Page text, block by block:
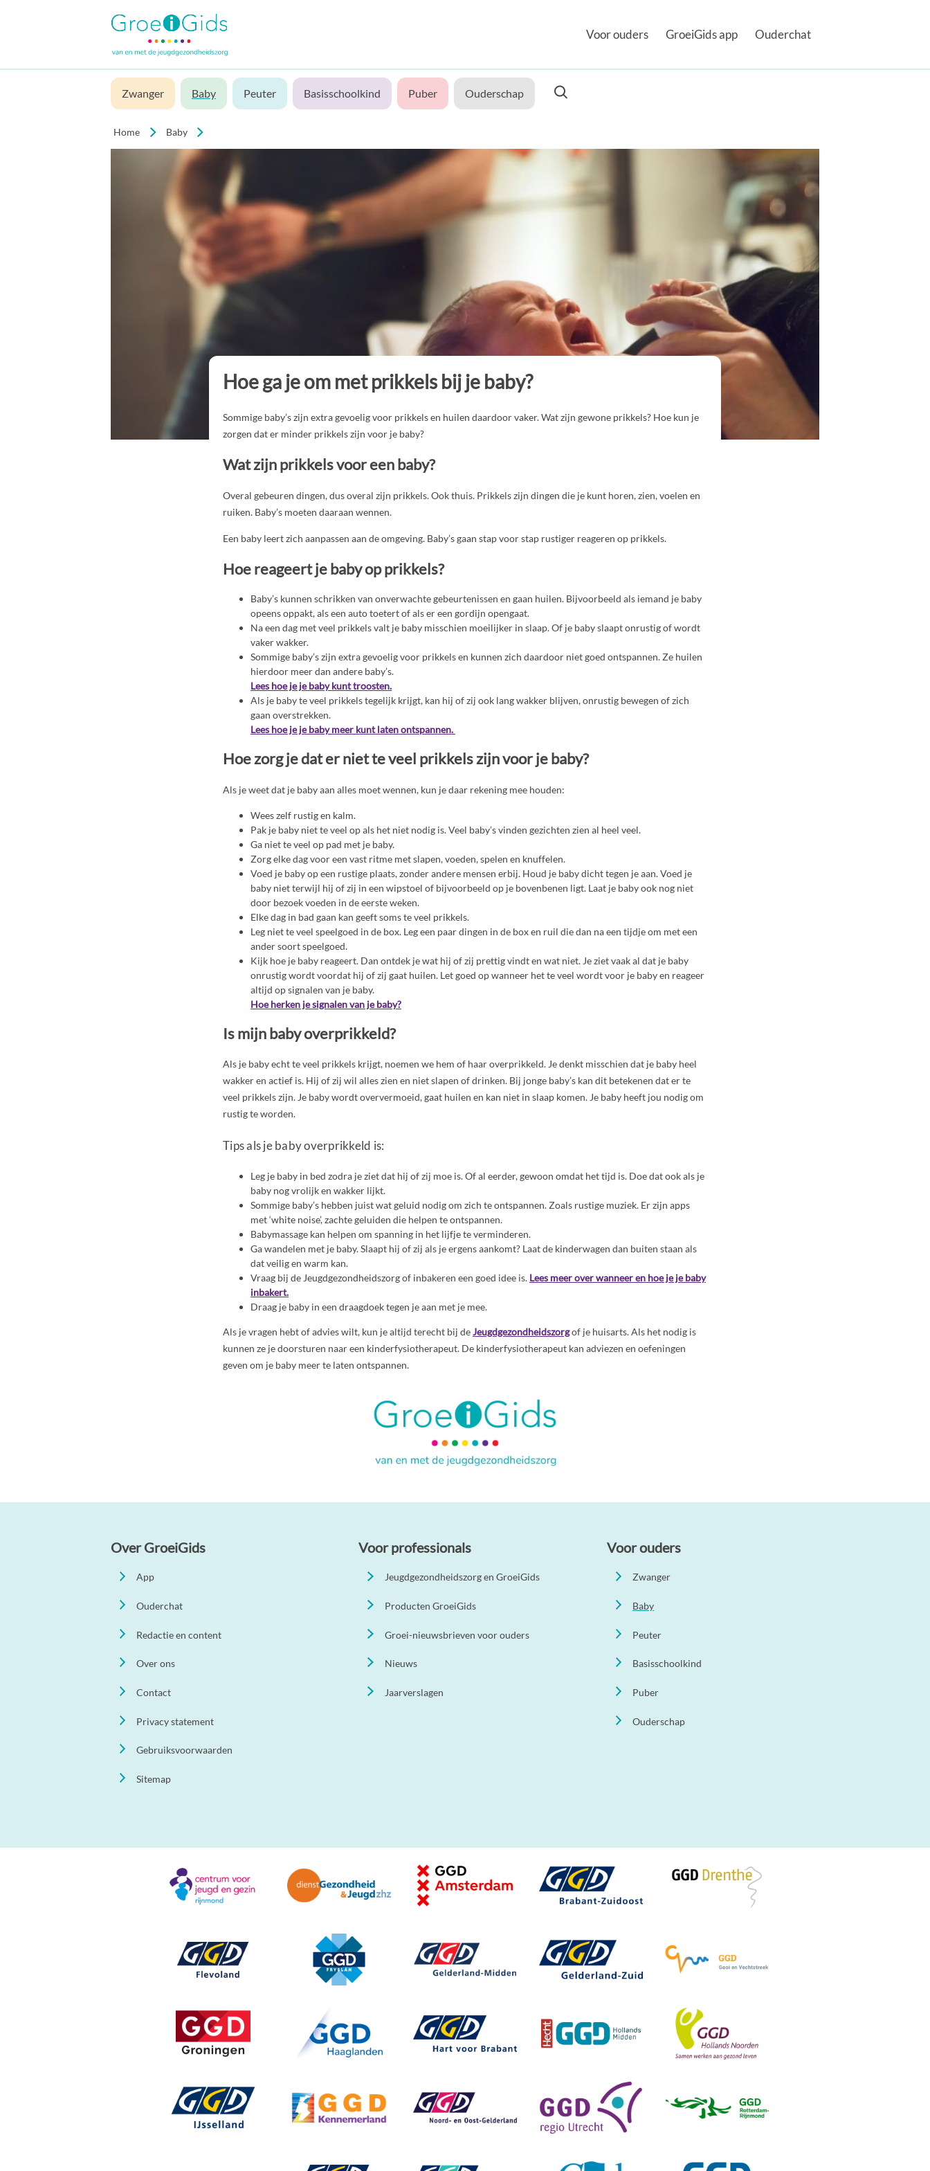
Voor ouders GroeiGids app Ouderchat
Zwanger Baby Peuter Basisschoolkind Puber Ouderschap
Home Baby
Hoe ga je om met prikkels bij je baby?
Sommige baby’s zijn extra gevoelig voor prikkels en huilen daardoor vaker. Wat zijn gewone prikkels? Hoe kun je
zorgen dat er minder prikkels zijn voor je baby?
Wat zijn prikkels voor een baby?
Overal gebeuren dingen, dus overal zijn prikkels. Ook thuis. Prikkels zijn dingen die je kunt horen, zien, voelen en
ruiken. Baby’s moeten daaraan wennen.
Een baby leert zich aanpassen aan de omgeving. Baby’s gaan stap voor stap rustiger reageren op prikkels.
Hoe reageert je baby op prikkels?
Baby’s kunnen schrikken van onverwachte gebeurtenissen en gaan huilen. Bijvoorbeeld als iemand je baby
opeens oppakt, als een auto toetert of als er een gordijn opengaat.
Na een dag met veel prikkels valt je baby misschien moeilijker in slaap. Of je baby slaapt onrustig of wordt
vaker wakker.
Sommige baby’s zijn extra gevoelig voor prikkels en kunnen zich daardoor niet goed ontspannen. Ze huilen
hierdoor meer dan andere baby’s.
Lees hoe je je baby kunt troosten.
Als je baby te veel prikkels tegelijk krijgt, kan hij of zij ook lang wakker blijven, onrustig bewegen of zich
gaan overstrekken.
Lees hoe je je baby meer kunt laten ontspannen.
Hoe zorg je dat er niet te veel prikkels zijn voor je baby?
Als je weet dat je baby aan alles moet wennen, kun je daar rekening mee houden:
Wees zelf rustig en kalm.
Pak je baby niet te veel op als het niet nodig is. Veel baby’s vinden gezichten zien al heel veel.
Ga niet te veel op pad met je baby.
Zorg elke dag voor een vast ritme met slapen, voeden, spelen en knuffelen.
Voed je baby op een rustige plaats, zonder andere mensen erbij. Houd je baby dicht tegen je aan. Voed je
baby niet terwijl hij of zij in een wipstoel of bijvoorbeeld op je bovenbenen ligt. Laat je baby ook nog niet
door bezoek voeden in de eerste weken.
Elke dag in bad gaan kan geeft soms te veel prikkels.
Leg niet te veel speelgoed in de box. Leg een paar dingen in de box en ruil die dan na een tijdje om met een
ander soort speelgoed.
Kijk hoe je baby reageert. Dan ontdek je wat hij of zij prettig vindt en wat niet. Je ziet vaak al dat je baby
onrustig wordt voordat hij of zij gaat huilen. Let goed op wanneer het te veel wordt voor je baby en reageer
altijd op signalen van je baby.
Hoe herken je signalen van je baby?
Is mijn baby overprikkeld?
Als je baby echt te veel prikkels krijgt, noemen we hem of haar overprikkeld. Je denkt misschien dat je baby heel
wakker en actief is. Hij of zij wil alles zien en niet slapen of drinken. Bij jonge baby’s kan dit betekenen dat er te
veel prikkels zijn. Je baby wordt oververmoeid, gaat huilen en kan niet in slaap komen. Je baby heeft jou nodig om
rustig te worden.
Tips als je baby overprikkeld is:
Leg je baby in bed zodra je ziet dat hij of zij moe is. Of al eerder, gewoon omdat het tijd is. Doe dat ook als je
baby nog vrolijk en wakker lijkt.
Sommige baby’s hebben juist wat geluid nodig om zich te ontspannen. Zoals rustige muziek. Er zijn apps
met ‘white noise’, zachte geluiden die helpen te ontspannen.
Babymassage kan helpen om spanning in het lijfje te verminderen.
Ga wandelen met je baby. Slaapt hij of zij als je ergens aankomt? Laat de kinderwagen dan buiten staan als
dat veilig en warm kan.
Vraag bij de Jeugdgezondheidszorg of inbakeren een goed idee is. Lees meer over wanneer en hoe je je baby
inbakert.
Draag je baby in een draagdoek tegen je aan met je mee.
Als je vragen hebt of advies wilt, kun je altijd terecht bij deJeugdgezondheidszorgof je huisarts. Als het nodig is
kunnen ze je doorsturen naar een kinderfysiotherapeut. De kinderfysiotherapeut kan adviezen en oefeningen
geven om je baby meer te laten ontspannen.
Over GroeiGids
App
Ouderchat
Redactie en content
Over ons
Contact
Privacy statement
Gebruiksvoorwaarden
Sitemap
Voor professionals
Jeugdgezondheidszorg en GroeiGids
Producten GroeiGids
Groei-nieuwsbrieven voor ouders
Nieuws
Jaarverslagen
Voor ouders
Zwanger
Baby
Peuter
Basisschoolkind
Puber
Ouderschap